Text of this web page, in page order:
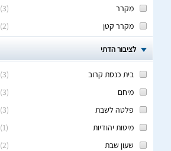
(
3
)
מקרר
(
2
) מקרר קטן
לציבור הדתי
(
3
)
בית כנסת קרוב
(
3
)
מיחם
(
3
)
פלטה לשבת
(
1
)
מיטות יהודיות
(
2
) שעון שבת